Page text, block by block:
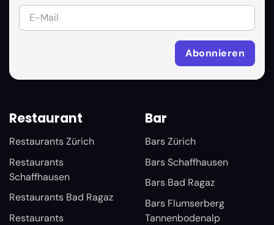
Restaurant
Restaurants Zürich
Restaurants
Schaffhausen
Restaurants Bad Ragaz
Restaurants
Bar
Bars Zürich
Bars Schaffhausen
Bars Bad Ragaz
Bars Flumserberg
Tannenbodenalp